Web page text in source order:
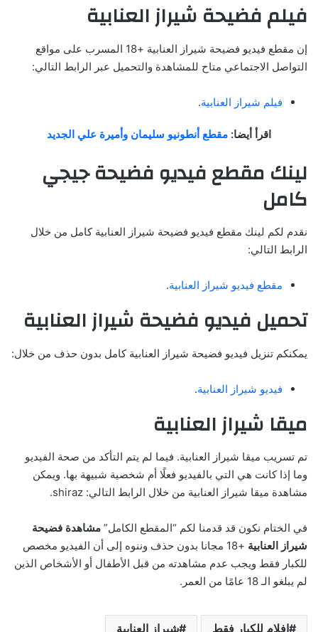
فيلم فضيحة شيراز العنابية
إن مقطع فيديو فضيحة شيراز العنابية +18 المسرب على مواقع
التواصل الاجتماعي متاح للمشاهدة والتحميل عبر الرابط التالي:
فيلم شيراز العنابية.
اقرأ أيضا: مقطع أنطونيو سليمان وأميرة علي الجديد
لينك مقطع فيديو فضيحة جيجي
كامل
نقدم لكم لينك مقطع فيديو فضيحة شيراز العنابية كامل من خلال
الرابط التالي:
مقطع فيديو شيراز العنابية.
تحميل فيديو فضيحة شيراز العنابية
يمكنكم تنزيل فيديو فضيحة شيراز العنابية كامل بدون حذف من خلال:
فيديو شيراز العنابية.
ميقا شيراز العنابية
تم تسريب ميقا شيراز العنابية. فيما لم يتم التأكد من صحة الفيديو
وما إذا كانت هي التي بالفيديو فعلًا أم شخصية شبيهة بها. ويمكن
مشاهدة ميقا شيراز العنابية من خلال الرابط التالي: shiraz.
في الختام نكون قد قدمنا لكم “المقطع الكامل” مشاهدة فضيحة
شيراز العنابية
+18 مجانا بدون حذف وننوه إلى أن الفيديو مخصص
للكبار فقط ويجب عدم مشاهدته من قبل الأطفال أو الأشخاص الذين
لم يبلغو الـ 18 عامًا من العمر.
افلام للكبار فقط شيراز العنابية